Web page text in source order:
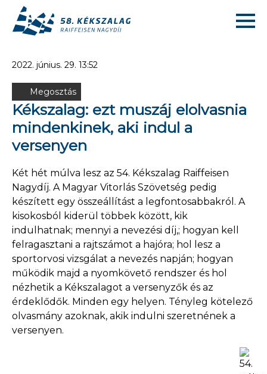
2022. június. 29. 13:52
Megosztás
Kékszalag: ezt muszáj elolvasnia
mindenkinek, aki indul a
versenyen
Két hét múlva lesz az 54. Kékszalag Raiffeisen
Nagydíj. A Magyar Vitorlás Szövetség pedig
készített egy összeállítást a legfontosabbakról. A
kisokosból kiderül többek között, kik
indulhatnak; mennyi a nevezési díj,; hogyan kell
felragasztani a rajtszámot a hajóra; hol lesz a
sportorvosi vizsgálat a nevezés napján; hogyan
működik majd a nyomkövető rendszer és hol
nézhetik a Kékszalagot a versenyzők és az
érdeklődők. Minden egy helyen. Tényleg kötelező
olvasmány azoknak, akik indulni szeretnének a
versenyen.